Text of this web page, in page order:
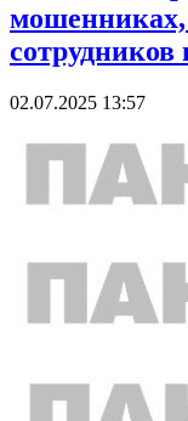
сотрудников
02.07.2025 13:57